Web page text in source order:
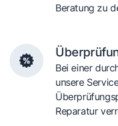
Beratung zu
Bei einer
unsere
Reparatur